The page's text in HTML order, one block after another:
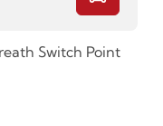
Switch Point